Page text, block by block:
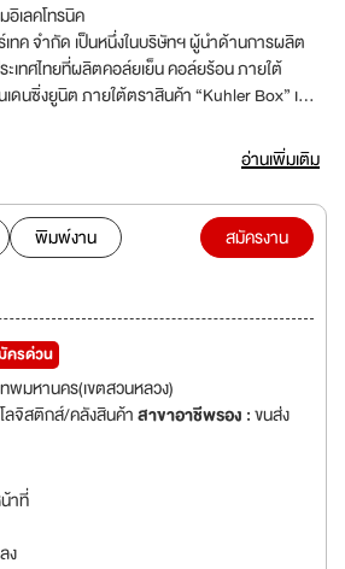
เลคโทรนิค
เทค จำกัด เป็นหนึ่งในบริษัทฯ ผู้นำด้านการผลิต
ะเทศไทยที่ผลิตคอล์ยเย็น คอล์ยร้อน ภายใต้
ดนซิ่งยูนิต ภายใต้ตราสินค้า “Kuhler Box” เพื่อ
ง ห้องเย็นเก็บสินค้าทั้งขนาดใหญ่และขนาดเล็ก เพื่อ
ตรและสินค้าต่างๆ เช่น อาหารทะเล ผัก ผลไม้ ยา
งการการควบคุมอุณหภูมิคงที่และเหมาะสม เพื่อ
ย่างดีที่สุด
อ่านเพิ่มเติม
พิมพ์งาน
สมัครงาน
ครด่วน
ทพมหานคร(เขตสวนหลวง)
ลจิสติกส์/คลังสินค้าสาขาอาชีพรอง :ขนส่ง
าที่
ง